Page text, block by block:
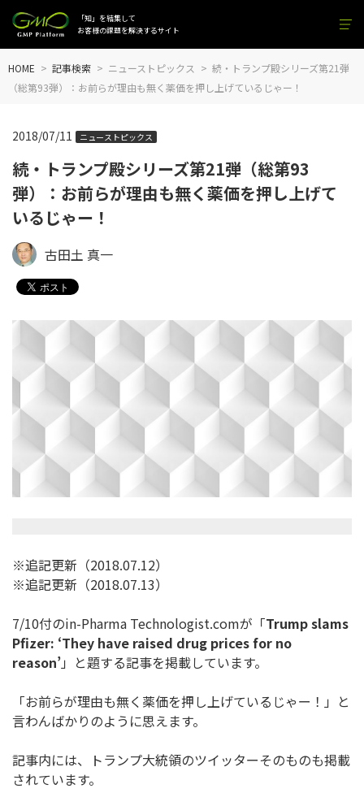
「知」を結集して
お客様の課題を解決するサイト
HOME 記事検索 ニューストピックス
続・トランプ殿シリーズ第21弾
（総第93弾）：お前らが理由も無く薬価を押し上げているじゃー！
続・トランプ殿シリーズ第21弾（総第93
弾）：お前らが理由も無く薬価を押し上げて
いるじゃー！
2018/07/11 ニューストピックス
古田土 真一
※追記更新（2018.07.12）
※追記更新（2018.07.13）
7/10付のin-Pharma Technologist.comが「Trump slams
Pfizer: ‘They have raised drug prices for no
reason’」と題する記事を掲載しています。
「お前らが理由も無く薬価を押し上げているじゃー！」 と
言わんばかりのように思えます。
記事内には、
トランプ大統領のツイッターそのものも掲載
されています。